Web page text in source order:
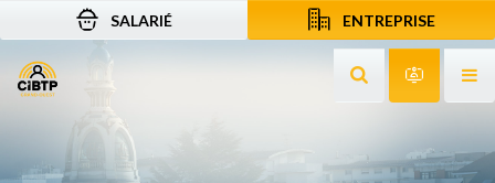
Aller au contenu
Aller à la recherche
Aller à la navigation
SALARIÉ ENTREPRISE
Rechercher sur